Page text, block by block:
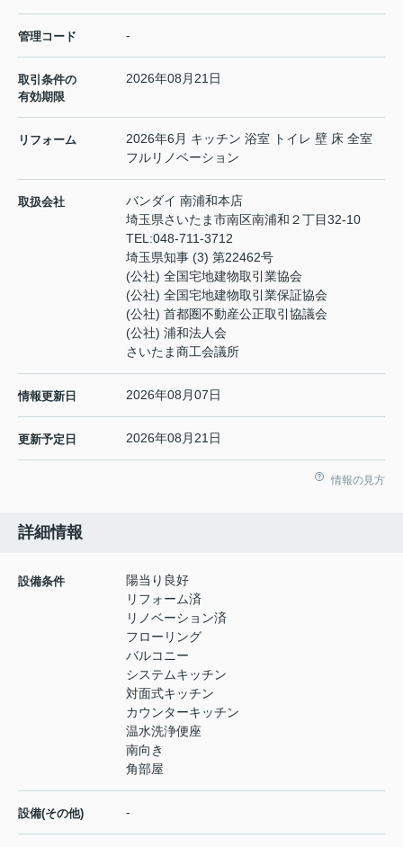
管理コード -
取引条件の
有効期限
2026年08月21日
リフォーム
2026年6月 キッチン 浴室 トイレ 壁 床 全室
フルリノベーション
取扱会社
バンダイ 南浦和本店
埼玉県さいたま市南区南浦和２丁目32-10
TEL:048-711-3712
埼玉県知事 (3) 第22462号
(公社) 全国宅地建物取引業協会
(公社) 全国宅地建物取引業保証協会
(公社) 首都圏不動産公正取引協議会
(公社) 浦和法人会
さいたま商工会議所
情報更新日 2026年08月07日
更新予定日 2026年08月21日
情報の見方
詳細情報
設備条件
陽当り良好
リフォーム済
リノベーション済
フローリング
バルコニー
システムキッチン
対面式キッチン
カウンターキッチン
温水洗浄便座
南向き
角部屋
設備(その他) -